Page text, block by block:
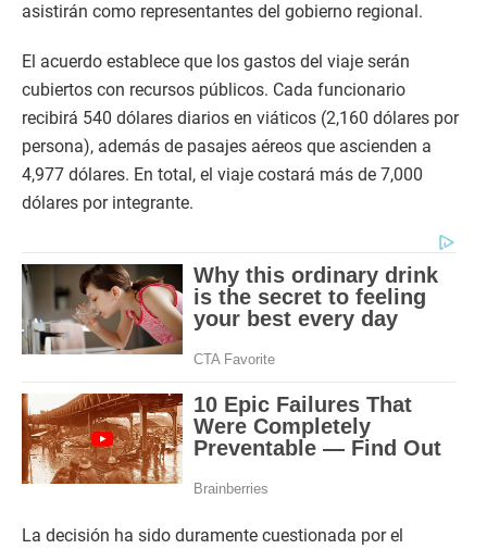
asistirán como representantes del gobierno regional.
El acuerdo establece que los gastos del viaje serán
cubiertos con recursos públicos. Cada funcionario
recibirá 540 dólares diarios en viáticos (2,160 dólares por
persona), además de pasajes aéreos que ascienden a
4,977 dólares. En total, el viaje costará más de 7,000
dólares por integrante.
La decisión ha sido duramente cuestionada por el